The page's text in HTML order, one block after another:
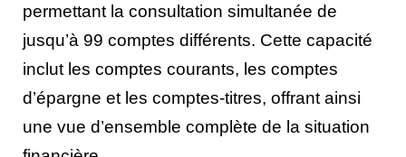
permettant la consultation simultanée de
jusqu’à 99 comptes différents. Cette capacité
inclut les comptes courants, les comptes
d’épargne et les comptes-titres, offrant ainsi
une vue d’ensemble complète de la situation